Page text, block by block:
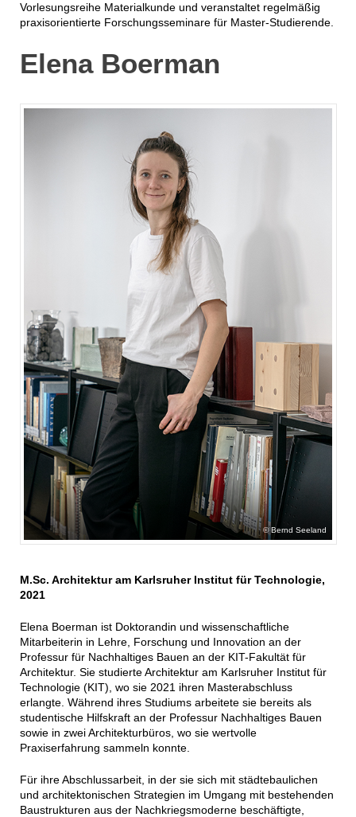
Vorlesungsreihe Materialkunde und veranstaltet regelmäßig
praxisorientierte Forschungsseminare für Master-Studierende.
Elena Boerman
Bernd Seeland
M.Sc. Architektur am Karlsruher Institut für Technologie,
2021
Elena Boerman ist Doktorandin und wissenschaftliche
Mitarbeiterin in Lehre, Forschung und Innovation an der
Professur für Nachhaltiges Bauen an der KIT-Fakultät für
Architektur. Sie studierte Architektur am Karlsruher Institut für
Technologie (KIT), wo sie 2021 ihren Masterabschluss
erlangte. Während ihres Studiums arbeitete sie bereits als
studentische Hilfskraft an der Professur Nachhaltiges Bauen
sowie in zwei Architekturbüros, wo sie wertvolle
Praxiserfahrung sammeln konnte.
Für ihre Abschlussarbeit, in der sie sich mit städtebaulichen
und architektonischen Strategien im Umgang mit bestehenden
Baustrukturen aus der Nachkriegsmoderne beschäftigte,